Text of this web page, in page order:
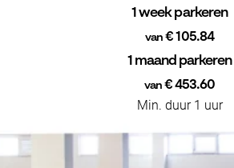
1 week parkeren
van € 105.84
1 maand parkeren
van€ 453.60
Min. duur 1 uur